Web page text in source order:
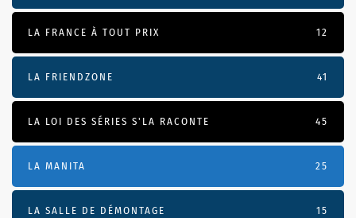
LA FRANCE À TOUT PRIX 12
LA FRIENDZONE 41
LA LOI DES SÉRIES S'LA RACONTE 45
LA MANITA 25
LA SALLE DE DÉMONTAGE 15